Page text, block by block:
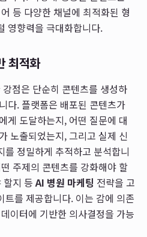
등 다양한 채널에 최적화된 형
영향력을 극대화합니다.
최적화
강점은 단순히 콘텐츠를 생성하
다. 플랫폼은 배포된 콘텐츠가
게 도달하는지, 어떤 질문에 대
노출되었는지, 그리고 실제 신
를 정밀하게 추적하고 분석합니
주제의 콘텐츠를 강화해야 할
할지 등AI 병원 마케팅 전략을 고
트를 제공합니다. 이는 감에 의존
이터에 기반한 의사결정을 가능